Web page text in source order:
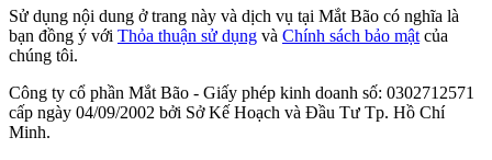
Sử dụng nội dung ở trang này và dịch vụ tại Mắt Bão có nghĩa là
bạn đồng ý với Thỏa thuận sử dụng và Chính sách bảo mật của
chúng tôi.
Công ty cổ phần Mắt Bão - Giấy phép kinh doanh số: 0302712571
cấp ngày 04/09/2002 bởi Sở Kế Hoạch và Đầu Tư Tp. Hồ Chí
Minh.